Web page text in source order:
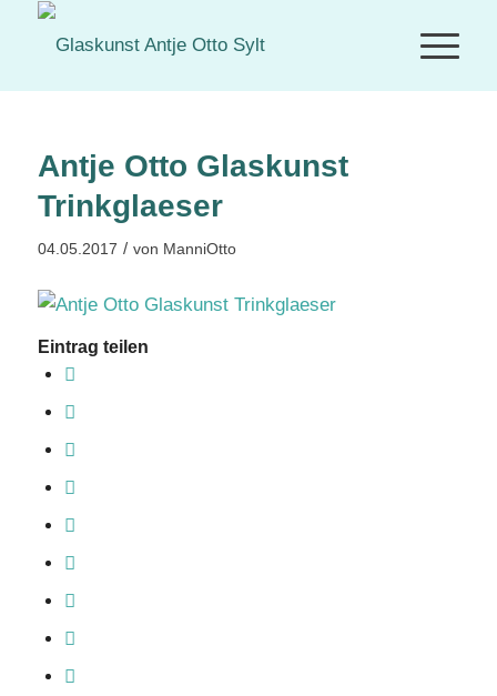
Antje Otto Glaskunst
Trinkglaeser
04.05.2017 / von ManniOtto
Eintrag teilen